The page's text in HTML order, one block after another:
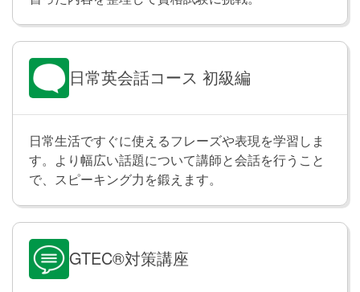
宅したとき、あなたは台所で料理をしていました」
「彼女は来週の金曜日、私たちと一緒に過ごしている
予定です」のように、過去のある時点でしていたこ
と、または未来のある時点でしている予定のことにつ
いて伝えられるようになります。
Lesson 23 Technology
テクノロジーについて話してみましょう。
Lesson 24 テスト
Lesson 21〜23 の内容をおさらいします。
日常英会話コース 初級編
日常生活ですぐに使えるフレーズや表現を学習しま
す。より幅広い話題について講師と会話を行うこと
で、スピーキング力を鍛えます。
GTEC®対策講座